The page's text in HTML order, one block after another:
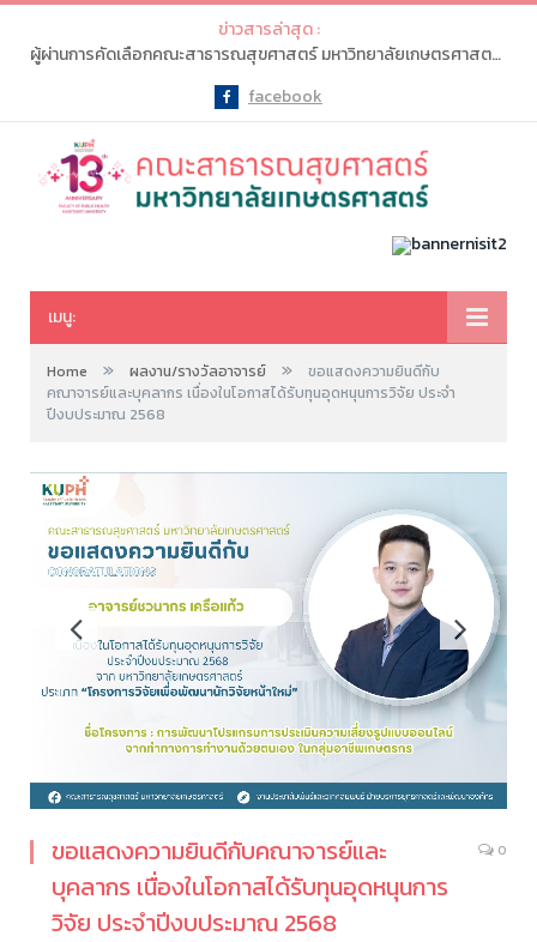
ข่าวสารล่าสุด :
ผู้ผ่านการคัดเลือกคณะสาธารณสุขศาสตร์ มหาวิทยาลัยเกษตรศาสตร์ จะต้องเข้าไปทำรายการ “ยืนยันสิทธิ์” ในระบบ myTCAS (ครั้งที่ 1) ในวันที่ 20-21 พ.ค. 2569
Facebook
facebook
เมนู:
Home » ผลงาน/รางวัลอาจารย์ »
ขอแสดงความยินดีกับ
คณาจารย์และบุคลากร เนื่องในโอกาสได้รับทุนอุดหนุนการวิจัย ประจำ
ปีงบประมาณ 2568
ขอแสดงความยินดีกับคณาจารย์และ
บุคลากร เนื่องในโอกาสได้รับทุนอุดหนุนการ
วิจัย ประจำปีงบประมาณ 2568
0